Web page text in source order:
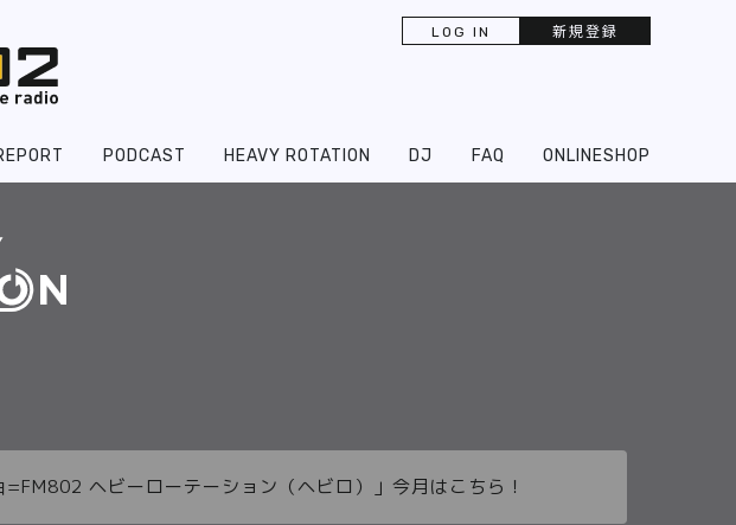
LOG IN 新規登録
PODCAST HEAVY ROTATION DJ FAQ ONLINESHOP
ヘビーローテーション（ヘビロ）」今月はこちら！